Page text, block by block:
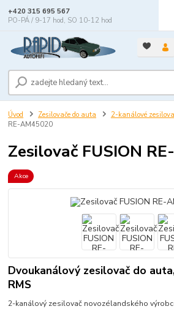
+420 315 695 567
PO-PÁ / 9-17 hod, SO 10-12 hod
Úvod Zesilovače do auta 2-kanálové
RE-AM45020
Zesilovač FUSION
Akce
Dvoukanálový zesilovač do
RMS
2-kanálový zesilovač novozélandského